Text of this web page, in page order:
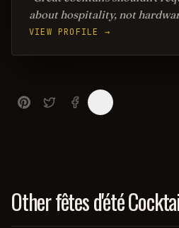
about hospitality, not
VIEW PROFILE →
Other fêtes d'été